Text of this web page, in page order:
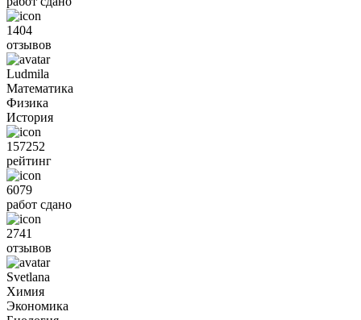
1404
отзывов
Ludmila
Математика
Физика
История
157252
рейтинг
6079
работ сдано
2741
отзывов
Svetlana
Химия
Экономика